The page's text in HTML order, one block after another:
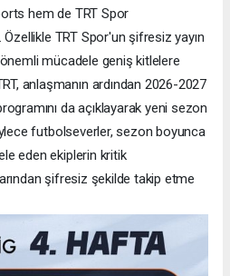
hem de TRT Spor
TRT Spor'un şifresiz yayın
mücadele geniş kitlelere
anlaşmanın ardından 2026-2027
da açıklayarak yeni sezon
futbolseverler, sezon boyunca
eden ekiplerin kritik
şifresiz şekilde takip etme